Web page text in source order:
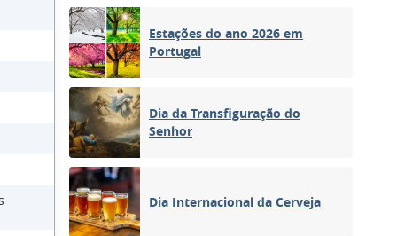
Estações do ano 2026 em
Portugal
Dia da Transfiguração do
Senhor
Dia Internacional da Cerveja